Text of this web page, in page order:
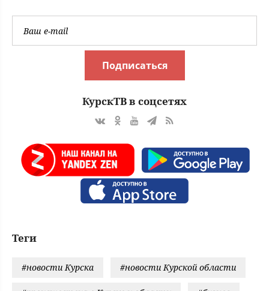
Подписаться
КурскТВ в соцсетях
Теги
#новости Курска #новости Курской области